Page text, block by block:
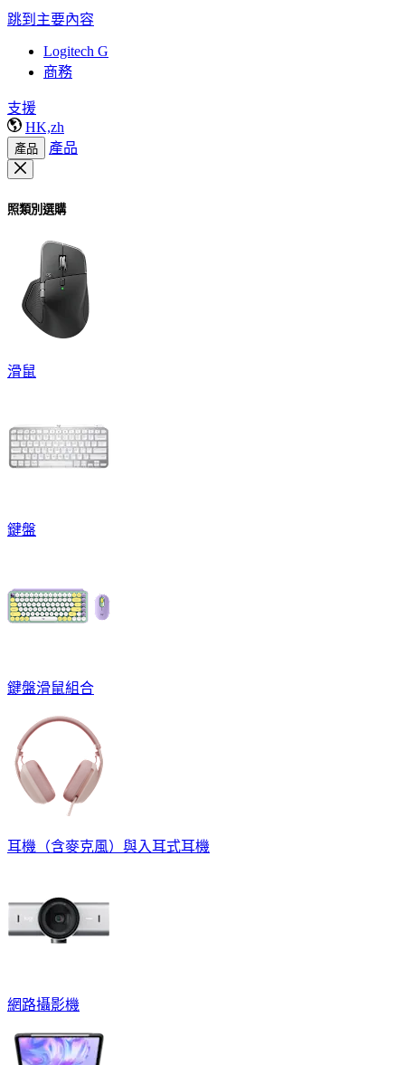
跳到主要內容
Logitech G
商務
支援
HK,zh
產品 產品
照類別選購
滑鼠
鍵盤
鍵盤滑鼠組合
耳機（含麥克風）與入耳式耳機
網路攝影機